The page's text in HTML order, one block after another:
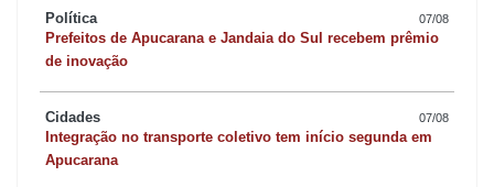
Política 07/08
Prefeitos de Apucarana e Jandaia do Sul recebem prêmio
de inovação
Cidades 07/08
Integração no transporte coletivo tem início segunda em
Apucarana